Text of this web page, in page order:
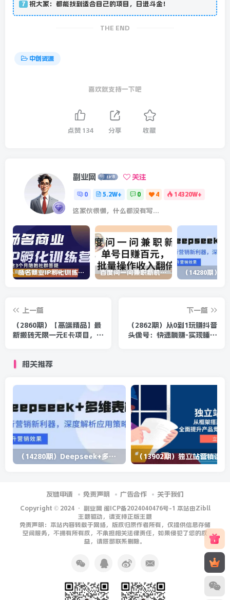
7 祝大家：都能找到适合自己的项目，日进斗金！
THE END
中创资源
喜欢就支持一下吧
点赞 134 分享 收藏
副业网 关注
0 5.2W+ 0 4 14320W+
这家伙很懒，什么都没有写...
杨名商业IP孵化训练营，从商业到内容到转化一站式学 价值5980元 百度问一问兼职新机遇，单号日赚百元，批量操作收入翻倍
上一篇
（2860期）【高端精品】最
新搬砖无限一元E卡项目，每
下一篇
（2862期）从0到1玩赚抖音
头像号：快速躺赚-实现睡后
相关推荐
（14280期）Deepseek+多维表格，银行营销新利器，深度解析应用策略，提升营销效果
友链申请 免责声明 广告合作 关于我们
Copyright © 2024 · 副业网 闽ICP备2024040476号-1 本站由Zibll
主题驱动，请支持正版主题
免责声明：本站内容转载于网络，版权归原作者所有，仅提供信息存储
空间服务，不拥有所有权，不承担相关法律责任，如果侵犯了您的权
益，请底部联系删除。